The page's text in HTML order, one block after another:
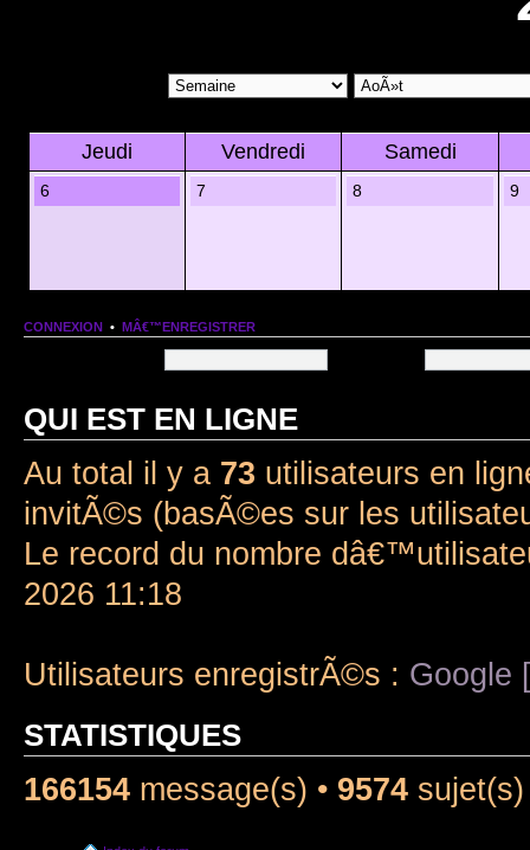
Jeudi Vendredi Samedi
6 7 8 9
CONNEXION • MÂ€™ENREGISTRER
QUI EST EN LIGNE
Au total il y a 73 utilisateurs en
invitÃ©s (basÃ©es sur les
Le record du nombre
2026 11:18
Utilisateurs enregistrÃ©s : Google
STATISTIQUES
166154 message(s) • 9574